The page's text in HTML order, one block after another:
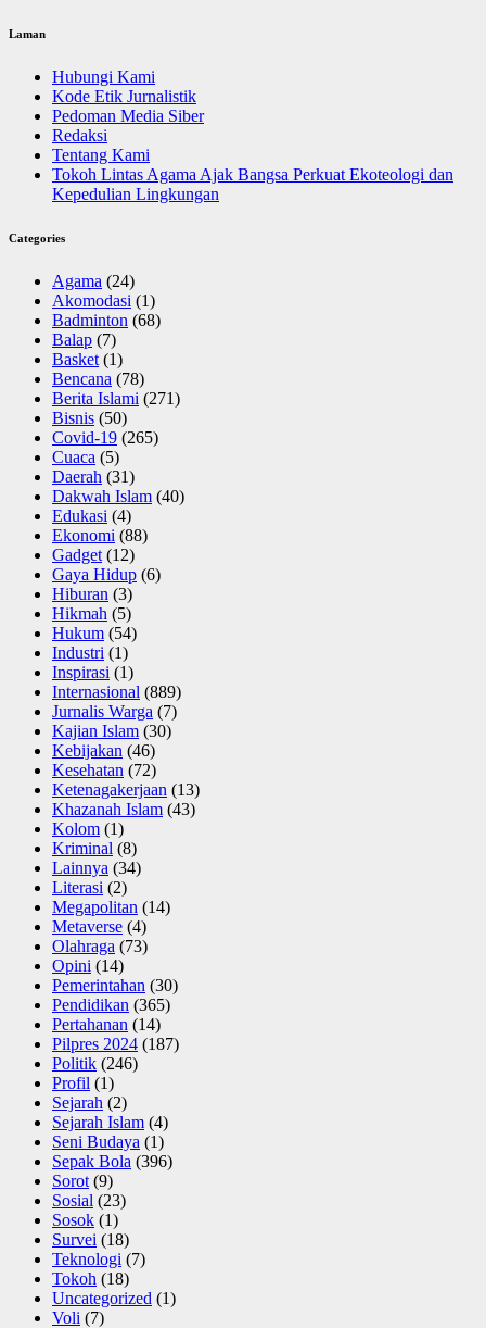
Laman
Hubungi Kami
Kode Etik Jurnalistik
Pedoman Media Siber
Redaksi
Tentang Kami
Tokoh Lintas Agama Ajak Bangsa Perkuat Ekoteologi dan
Kepedulian Lingkungan
Categories
Agama (24)
Akomodasi (1)
Badminton (68)
Balap (7)
Basket (1)
Bencana (78)
Berita Islami (271)
Bisnis (50)
Covid-19 (265)
Cuaca (5)
Daerah (31)
Dakwah Islam (40)
Edukasi (4)
Ekonomi (88)
Gadget (12)
Gaya Hidup (6)
Hiburan (3)
Hikmah (5)
Hukum (54)
Industri (1)
Inspirasi (1)
Internasional (889)
Jurnalis Warga (7)
Kajian Islam (30)
Kebijakan (46)
Kesehatan (72)
Ketenagakerjaan (13)
Khazanah Islam (43)
Kolom (1)
Kriminal (8)
Lainnya (34)
Literasi (2)
Megapolitan (14)
Metaverse (4)
Olahraga (73)
Opini (14)
Pemerintahan (30)
Pendidikan (365)
Pertahanan (14)
Pilpres 2024 (187)
Politik (246)
Profil (1)
Sejarah (2)
Sejarah Islam (4)
Seni Budaya (1)
Sepak Bola (396)
Sorot (9)
Sosial (23)
Sosok (1)
Survei (18)
Teknologi (7)
Tokoh (18)
Uncategorized (1)
Voli (7)